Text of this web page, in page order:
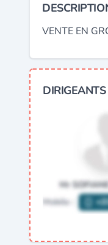
VENTE EN
DIRIGEANTS